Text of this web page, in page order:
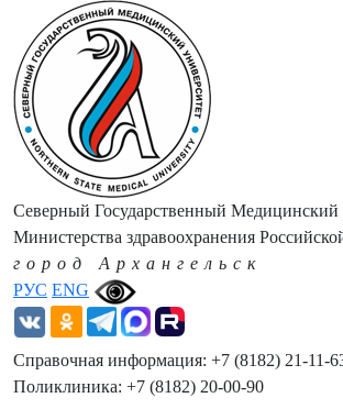
РУС ENG
Северный Государственный Медицинский
Министерства здравоохранения
город Архангельск
Справочная информация: +7 (8182) 21-11-
Поликлиника: +7 (8182) 20-00-90